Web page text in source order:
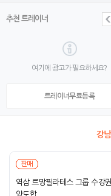
추천 트레이너
여기에 광고가 필요하세요?
트레이너무료등록
강
판매
역삼 르망필라테스 그룹 수강